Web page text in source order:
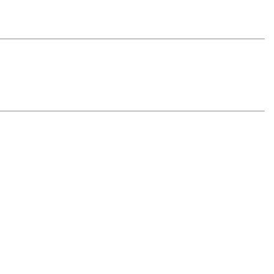
Vipps, Klarna och Google Pay.
debiteras kortet/fakturan.